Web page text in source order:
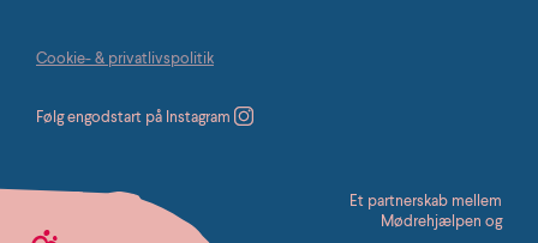
Et partnerskab mellem
Mødrehjælpen og
Følg engodstart på Instagram
Cookie- & privatlivspolitik